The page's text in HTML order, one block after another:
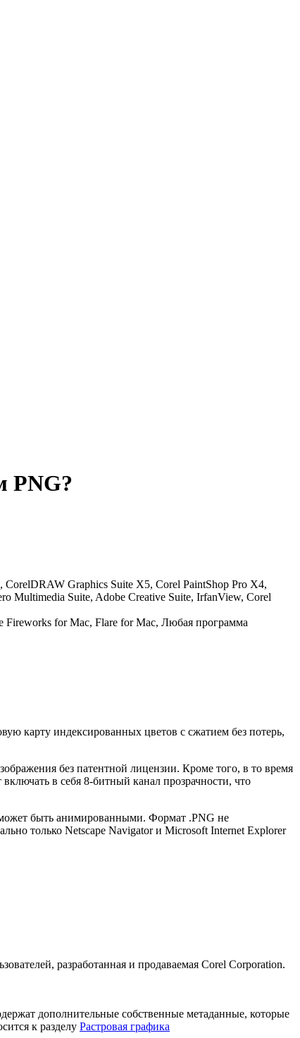
PNG?
CorelDRAW Graphics Suite X5, Corel PaintShop Pro X4,
Multimedia Suite, Adobe Creative Suite, IrfanView, Corel
Fireworks for Mac, Flare for Mac, Любая программа
карту индексированных цветов с сжатием без потерь,
без патентной лицензии. Кроме того, в то время
в себя 8-битный канал прозрачности, что
быть анимированными. Формат .PNG не
только Netscape Navigator и Microsoft Internet Explorer
разработанная и продаваемая Corel Corporation.
дополнительные собственные метаданные, которые
к разделу Растровая графика